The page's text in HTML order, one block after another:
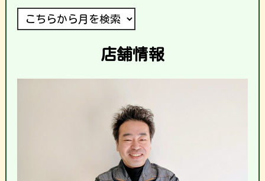
店舗情報